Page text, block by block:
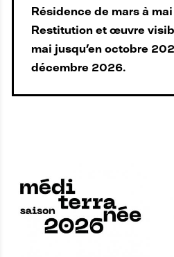
Résidence de mars à
Restitution et œuvre
mai jusqu'en octobre
décembre 2026.